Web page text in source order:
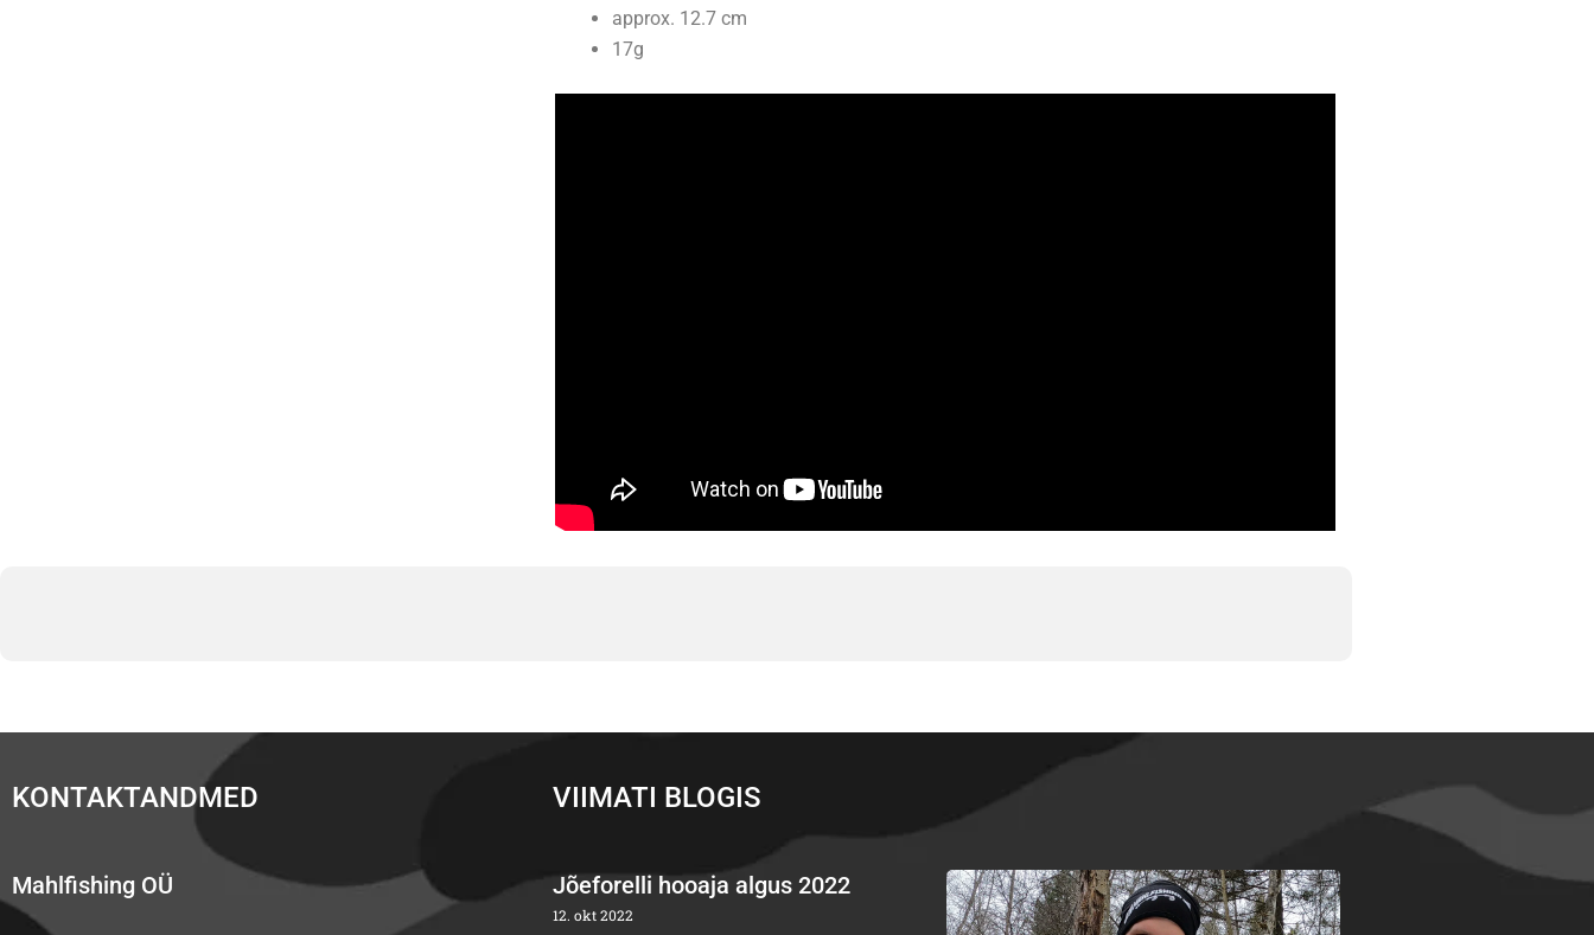
approx. 12.7 cm
17g
KONTAKTANDMED
Mahlfishing OÜ
VIIMATI BLOGIS
Jõeforelli hooaja algus 2022
12. okt 2022